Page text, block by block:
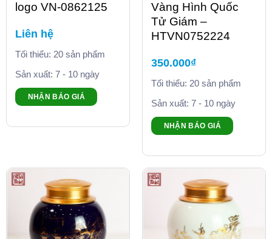
logo VN-0862125
Liên hệ
Tối thiểu: 20 sản phẩm
Sản xuất: 7 - 10 ngày
NHẬN BÁO GIÁ
Vàng Hình Quốc
Tử Giám –
HTVN0752224
350.000₫
Tối thiểu: 20 sản phẩm
Sản xuất: 7 - 10 ngày
NHẬN BÁO GIÁ